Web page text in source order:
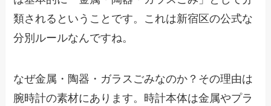
類されるということです。これは新宿区の公式な
分別ルールなんですね。
なぜ金属・陶器・ガラスごみなのか？その理由は
腕時計の素材にあります。時計本体は金属やプラ